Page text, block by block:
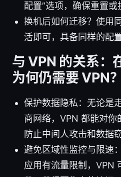
配置”选项，确保重置或
换机后如何迁移？使用
活即可，具备同样的配
与 VPN 的关系：
为何仍需要 VPN？
保护数据隐私：无论是
商网络，VPN 都能对你
防止中间人攻击和数据窃
避免区域性监控与限速
应用有流量限制，VPN